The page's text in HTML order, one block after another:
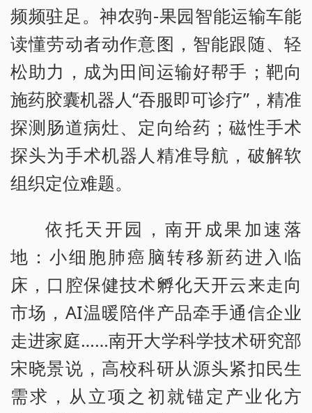
频频驻足。神农驹-果园智能运输车能
读懂劳动者动作意图，智能跟随、轻
松助力，成为田间运输好帮手；靶向
施药胶囊机器人“吞服即可诊疗”，精准
探测肠道病灶、定向给药；磁性手术
探头为手术机器人精准导航，破解软
组织定位难题。
依托天开园，南开成果加速落
地：小细胞肺癌脑转移新药进入临
床，口腔保健技术孵化天开云来走向
市场，AI温暖陪伴产品牵手通信企业
走进家庭……南开大学科学技术研究部
宋晓景说，高校科研从源头紧扣民生
需求，从立项之初就锚定产业化方